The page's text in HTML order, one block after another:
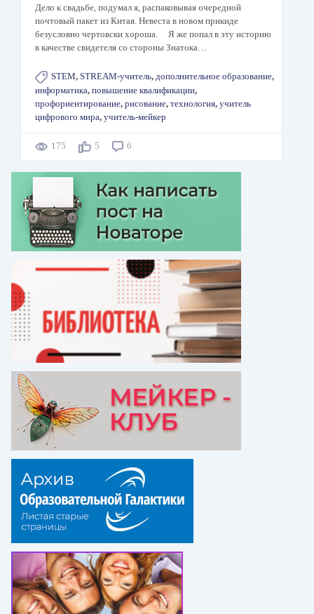
Дело к свадьбе, подумал я, распаковывая очередной
почтовый пакет из Китая. Невеста в новом прикиде
безусловно чертовски хороша. Я же попал в эту историю
в качестве свидетеля со стороны Знатока…
STEM, STREAM-учитель, дополнительное образование,
информатика, повышение квалификации,
профориентирование, рисование, технология, учитель
цифрового мира, учитель-мейкер
175 5 6